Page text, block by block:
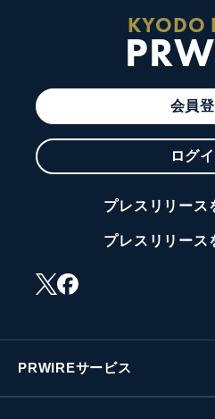
KYODO
会員
ログ
プレスリリース
プレスリリース
PRWIREサービス